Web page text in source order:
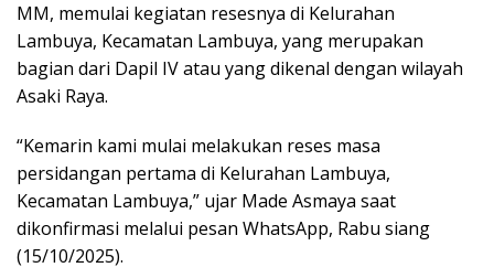
MM, memulai kegiatan resesnya di Kelurahan
Lambuya, Kecamatan Lambuya, yang merupakan
bagian dari Dapil IV atau yang dikenal dengan wilayah
Asaki Raya.
“Kemarin kami mulai melakukan reses masa
persidangan pertama di Kelurahan Lambuya,
Kecamatan Lambuya,” ujar Made Asmaya saat
dikonfirmasi melalui pesan WhatsApp, Rabu siang
(15/10/2025).